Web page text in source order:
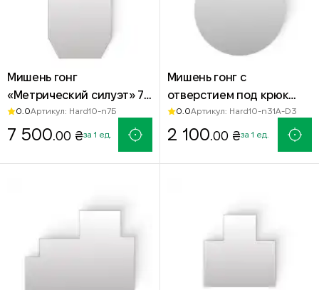
Мишень гонг
«Метрический силуэт» 7-
Б 750х450 мм сталь
Hardox 500
0.0Артикул: Hard10-n7Б
7 500.00 ₴за 1 ед.
Мишень гонг с
отверстием под крюк
№31-А Д300 мм — сталь
Hardox 500
0.0Артикул: Hard10-n31A-D3
2 100.00 ₴за 1 ед.